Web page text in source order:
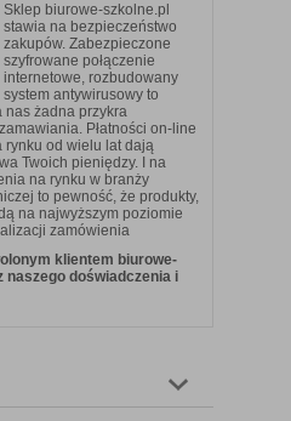
Sklep biurowe-szkolne.pl
stawia na bezpieczeństwo
zakupów. Zabezpieczone
szyfrowane połączenie
internetowe, rozbudowany
system antywirusowy to
nas żadna przykra
Płatności on-line
rynku od wielu lat dają
Twoich pieniędzy. I na
na rynku w branży
to pewność, że produkty,
na najwyższym poziomie
zamówienia
klientem biurowe-
doświadczenia i